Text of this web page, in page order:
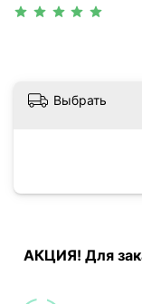
Выбрать
АКЦИЯ! Для